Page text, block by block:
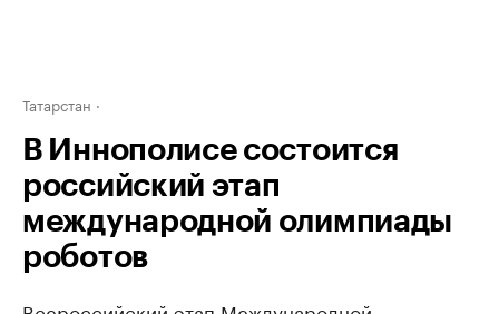
Татарстан
В Иннополисе состоится
российский этап
международной олимпиады
роботов